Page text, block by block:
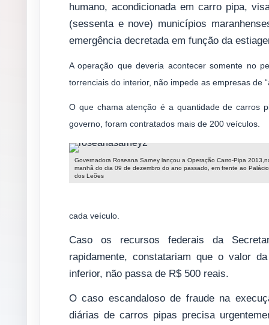
humano, acondicionada em carro pipa,
(sessenta e nove) municípios
emergência decretada em função da
A operação que deveria acontecer somente no
torrenciais do interior, não impede as empresas de
O que chama atenção é a quantidade de carros
governo, foram contratados mais de 200 veículos.
Governadora Roseana Sarney lançou a Operação Carro-Pipa
manhã do dia 09 de dezembro do ano passado, em frente ao Palácio
dos Leões
cada veículo.
Caso os recursos federais da
rapidamente, constatariam que o valor
inferior, não passa de R$ 500 reais.
O caso escandaloso de fraude na
diárias de carros pipas precisa